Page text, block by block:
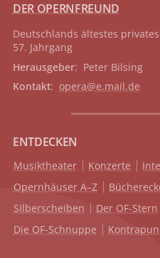
DER OPERNFREUND
Deutschlands ältestes privates
57. Jahrgang
Herausgeber: Peter Bilsing
Kontakt: opera@e.mail.de
ENTDECKEN
Musiktheater Konzerte
Opernhäuser A–Z
Silberscheiben
Der OF-Stern
Die OF-Schnuppe